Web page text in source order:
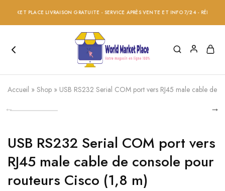
PLACE LIVRAISON GRATUITE - SERVICE APRÈS VENTE ET INFO 7/24 -
Accueil » Shop » USB RS232 Serial COM port vers RJ45 male cable de
USB RS232 Serial COM port vers
RJ45 male cable de console pour
routeurs Cisco (1,8 m)